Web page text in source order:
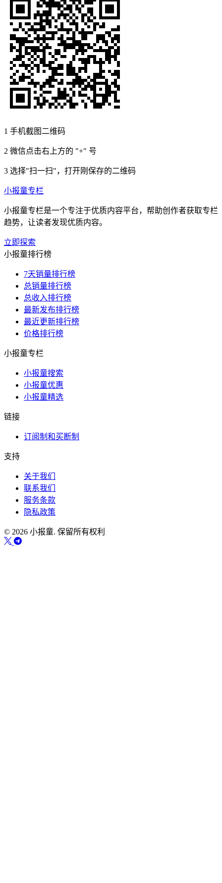
1 手机截图二维码
2 微信点击右上方的 "+" 号
3 选择"扫一扫"，打开刚保存的二维码
小报童专栏
小报童专栏是一个专注于优质内容平台，帮助创作者获取专栏
趋势，让读者发现优质内容。
立即探索
小报童排行榜
7天销量排行榜
总销量排行榜
总收入排行榜
最新发布排行榜
最近更新排行榜
价格排行榜
小报童专栏
小报童搜索
小报童优惠
小报童精选
链接
订阅制和买断制
支持
关于我们
联系我们
服务条款
隐私政策
© 2026 小报童. 保留所有权利